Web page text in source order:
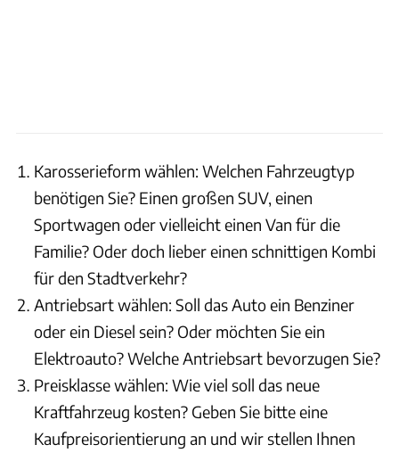
Karosserieform wählen: Welchen Fahrzeugtyp
benötigen Sie? Einen großen SUV, einen
Sportwagen oder vielleicht einen Van für die
Familie? Oder doch lieber einen schnittigen Kombi
für den Stadtverkehr?
Antriebsart wählen: Soll das Auto ein Benziner
oder ein Diesel sein? Oder möchten Sie ein
Elektroauto? Welche Antriebsart bevorzugen Sie?
Preisklasse wählen: Wie viel soll das neue
Kraftfahrzeug kosten? Geben Sie bitte eine
Kaufpreisorientierung an und wir stellen Ihnen